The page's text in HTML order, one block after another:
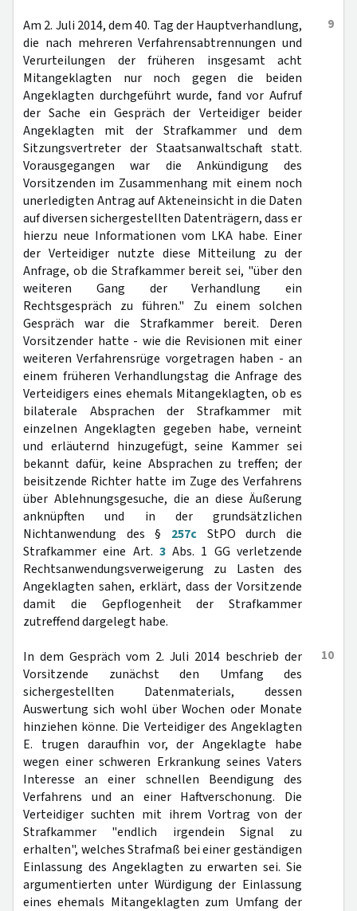
9
Am 2. Juli 2014, dem 40. Tag der Hauptverhandlung,
die nach mehreren Verfahrensabtrennungen und
Verurteilungen der früheren insgesamt acht
Mitangeklagten nur noch gegen die beiden
Angeklagten durchgeführt wurde, fand vor Aufruf
der Sache ein Gespräch der Verteidiger beider
Angeklagten mit der Strafkammer und dem
Sitzungsvertreter der Staatsanwaltschaft statt.
Vorausgegangen war die Ankündigung des
Vorsitzenden im Zusammenhang mit einem noch
unerledigten Antrag auf Akteneinsicht in die Daten
auf diversen sichergestellten Datenträgern, dass er
hierzu neue Informationen vom LKA habe. Einer
der Verteidiger nutzte diese Mitteilung zu der
Anfrage, ob die Strafkammer bereit sei, "über den
weiteren Gang der Verhandlung ein
Rechtsgespräch zu führen." Zu einem solchen
Gespräch war die Strafkammer bereit. Deren
Vorsitzender hatte - wie die Revisionen mit einer
weiteren Verfahrensrüge vorgetragen haben - an
einem früheren Verhandlungstag die Anfrage des
Verteidigers eines ehemals Mitangeklagten, ob es
bilaterale Absprachen der Strafkammer mit
einzelnen Angeklagten gegeben habe, verneint
und erläuternd hinzugefügt, seine Kammer sei
bekannt dafür, keine Absprachen zu treffen; der
beisitzende Richter hatte im Zuge des Verfahrens
über Ablehnungsgesuche, die an diese Äußerung
anknüpften und in der grundsätzlichen
Nichtanwendung des § 257c StPO durch die
Strafkammer eine Art. 3Abs. 1 GG verletzende
Rechtsanwendungsverweigerung zu Lasten des
Angeklagten sahen, erklärt, dass der Vorsitzende
damit die Gepflogenheit der Strafkammer
zutreffend dargelegt habe.
10
In dem Gespräch vom 2. Juli 2014 beschrieb der
Vorsitzende zunächst den Umfang des
sichergestellten Datenmaterials, dessen
Auswertung sich wohl über Wochen oder Monate
hinziehen könne. Die Verteidiger des Angeklagten
E. trugen daraufhin vor, der Angeklagte habe
wegen einer schweren Erkrankung seines Vaters
Interesse an einer schnellen Beendigung des
Verfahrens und an einer Haftverschonung. Die
Verteidiger suchten mit ihrem Vortrag von der
Strafkammer "endlich irgendein Signal zu
erhalten", welches Strafmaß bei einer geständigen
Einlassung des Angeklagten zu erwarten sei. Sie
argumentierten unter Würdigung der Einlassung
eines ehemals Mitangeklagten zum Umfang der